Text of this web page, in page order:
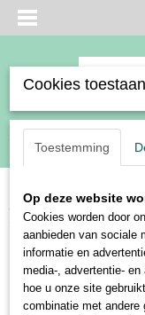
Inloggen Registreren
Home>BR sale>BR
Cookies
Toestemming
Op deze website
Cookies worden door
aanbieden van sociale
informatie en
media-, advertentie-
hoe u onze site
combinatie met andere